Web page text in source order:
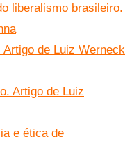
liberalismo brasileiro.
de Luiz Werneck
Artigo de Luiz
e ética de